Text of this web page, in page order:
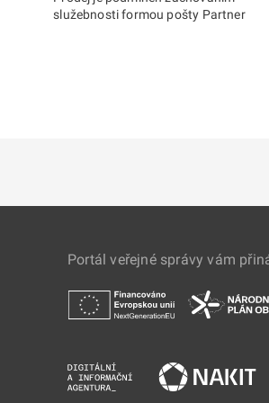
služebnosti formou pošty Partner
Portál veřejné správy vám